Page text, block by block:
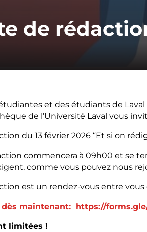
de
étudiantes et des étudiants de
de l’Université Laval vous
du 13 février 2026 “Et si on
commencera à 09h00 et se
comme vous pouvez nous
est un rendez-vous entre
maintenant: https://
limitées !